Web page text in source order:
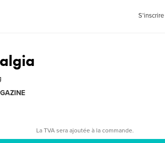
S'inscrire
La TVA sera ajoutée à la commande.